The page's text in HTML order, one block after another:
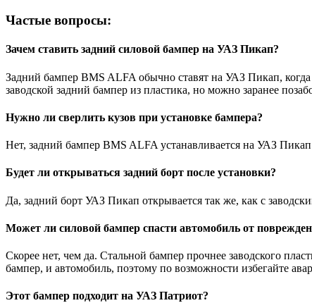
Частые вопросы:
Зачем ставить задний силовой бампер на УАЗ Пикап?
Задний бампер BMS ALFA обычно ставят на УАЗ Пикап, когда
заводской задний бампер из пластика, но можно заранее
Нужно ли сверлить кузов при установке бампера?
Нет, задний бампер BMS ALFA устанавливается на УАЗ Пикап
Будет ли открываться задний борт после установки?
Да, задний борт УАЗ Пикап открывается так же, как с
Может ли силовой бампер спасти автомобиль от
Скорее нет, чем да. Стальной бампер прочнее заводского
бампер, и автомобиль, поэтому по возможности избегайте
Этот бампер подходит на УАЗ Патриот?